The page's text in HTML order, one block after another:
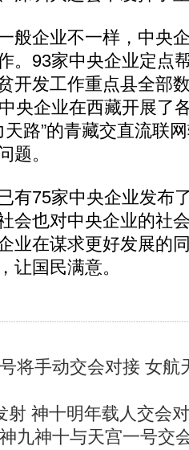
企业不一样，中央
。93家中央企业定点
开发工作重点县全部
央企业在西藏开展了
天路”的青藏交直流联
题。
75家中央企业发布
会也对中央企业的社
业在谋求更好发展的
让国民满意。
将手动交会对接 女航
射 神十明年载人交会
九神十与天宫一号交